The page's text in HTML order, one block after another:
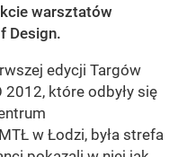
warsztatów
Design.
edycji Targów
2012, które odbyły się
w Łodzi, była strefa